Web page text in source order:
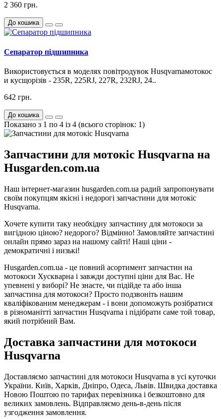
2 360 грн.
До кошика
Сепаратор підшипника
Використовується в моделях повітродувок Husqvarnaмотокос
и кусщорізів - 235R, 225RJ, 227R, 232RJ, 24..
642 грн.
До кошика
Показано з 1 по 4 із 4 (всього сторінок: 1)
Запчастини для мотокіс Husqvarna на
Husgarden.com.ua
Наш інтернет-магазин husgarden.com.ua радий запропонувати
своїм покупцям якісні і недорогі запчастини для мотокіс
Husqvarna.
Хочете купити таку необхідну запчастину для мотокоси за
вигідною ціною? недорого? Відмінно! Замовляйте запчастині
онлайн прямо зараз на нашому сайті! Наші ціни -
демократичні і низькі!
Husgarden.com.ua - це повний асортимент запчастин на
мотокоси Хускварна і завжди доступні ціни для Вас. Не
упевнені у виборі? Не знаєте, чи підійде та або інша
запчастина для мотокоси? Просто подзвоніть нашим
кваліфікованим менеджерам - і вони допоможуть розібратися
в різноманітті запчастин Husqvarna і підібрати саме той товар,
який потрібний Вам.
Доставка запчастини для мотокоси
Husqvarna
Доставляємо запчастині для мотокоси Husqvarna в усі куточки
України. Київ, Харків, Дніпро, Одеса, Львів. Швидка доставка
Новою Поштою по тарифах перевізника і безкоштовно для
великих замовлень. Відправляємо день-в-день після
узгодження замовлення.